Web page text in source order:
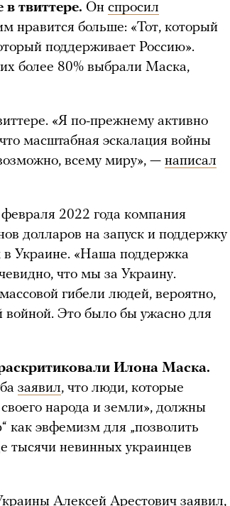
твиттере. Он спросил
нравится больше: «Тот, который
поддерживает Россию».
более 80% выбрали Маска,
«Я по-прежнему активно
масштабная эскалация войны
всему миру», — написал
февраля 2022 года компания
долларов на запуск и поддержку
в Украине. «Наша поддержка
что мы за Украину.
гибели людей, вероятно,
войной. Это было бы ужасно для
Илона Маска.
заявил, что люди, которые
народа и земли», должны
как эвфемизм для „позволить
тысячи невинных украинцев
Алексей Арестович заявил,